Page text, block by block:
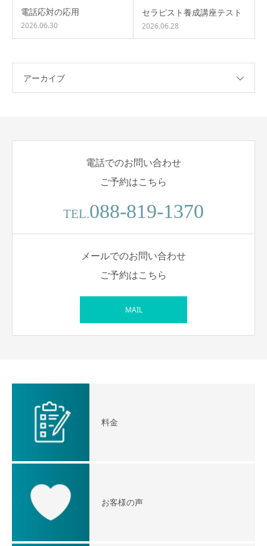
電話応対の応用
2026.06.30
セラピスト養成講座テスト
2026.06.28
アーカイブ
電話でのお問い合わせ
ご予約はこちら
TEL.088-819-1370
メールでのお問い合わせ
ご予約はこちら
MAIL
料金
お客様の声